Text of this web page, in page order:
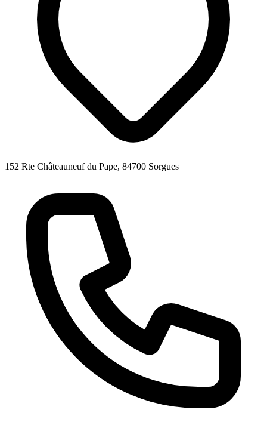
152 Rte Châteauneuf du Pape, 84700 Sorgues